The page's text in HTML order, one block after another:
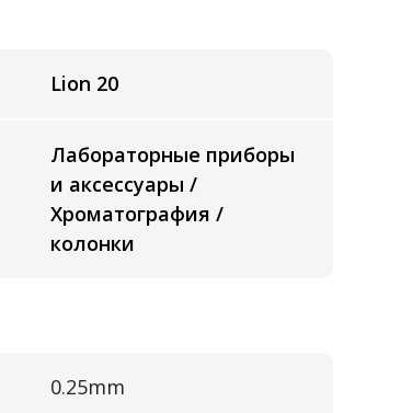
Lion 20
Лабораторные приборы
и аксессуары /
Хроматография /
колонки
0.25mm